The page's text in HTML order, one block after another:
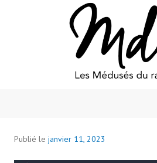
LES MÉDUSÉS
Publié le janvier 11, 2023